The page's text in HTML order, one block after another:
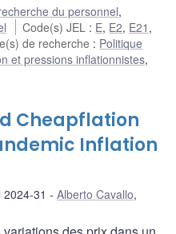
du personnel,
Code(s) JEL : E, E2, E21 ,
de recherche : Politique
et pressions inflationnistes,
Cheapflation
Inflation
31 Alberto Cavallo,